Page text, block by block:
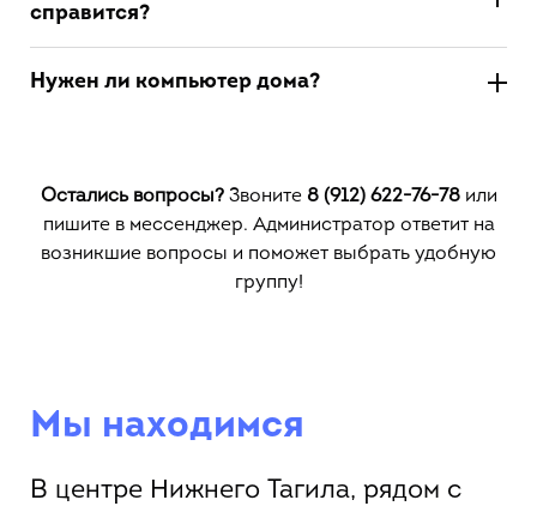
справится?
Нужен ли компьютер дома?
Остались вопросы?Звоните 8 (912) 622-76-78или
пишите в мессенджер. Администратор ответит на
возникшие вопросы и поможет выбрать удобную
группу!
Мы находимся
В центре Нижнего Тагила, рядом с